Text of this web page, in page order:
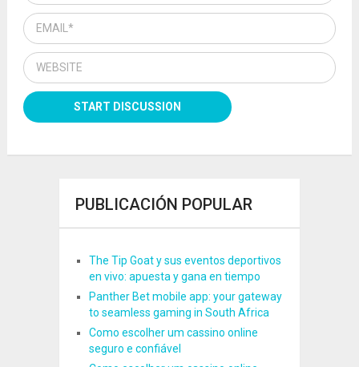
PUBLICACIÓN POPULAR
The Tip Goat y sus eventos deportivos
en vivo: apuesta y gana en tiempo
Panther Bet mobile app: your gateway
to seamless gaming in South Africa
Como escolher um cassino online
seguro e confiável